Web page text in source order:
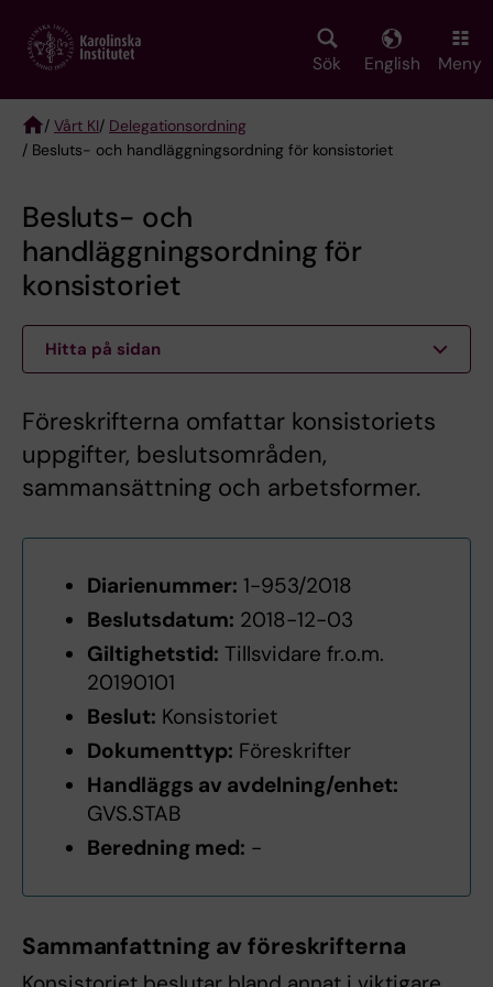
main
Sök English Meny
Breadcrumb
/ Vårt KI/ Delegationsordning
/ Besluts- och handläggningsordning för konsistoriet
Besluts- och
handläggningsordning för
konsistoriet
Hitta på sidan
Föreskrifterna omfattar konsistoriets
uppgifter, beslutsområden,
sammansättning och arbetsformer.
Diarienummer: 1-953/2018
Beslutsdatum: 2018-12-03
Giltighetstid: Tillsvidare fr.o.m.
20190101
Beslut: Konsistoriet
Dokumenttyp: Föreskrifter
Handläggs av avdelning/enhet:
GVS.STAB
Beredning med: -
Sammanfattning av föreskrifterna